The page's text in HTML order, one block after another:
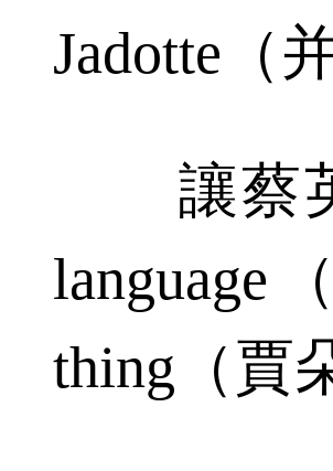
Jadotte（
讓蔡英
language
thing（賈